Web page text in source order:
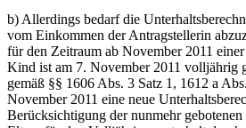
b) Allerdings bedarf die
vom Einkommen der Antragstellerin
für den Zeitraum ab November 2011
Kind ist am 7. November 2011 volljährig
gemäß §§ 1606 Abs. 3 Satz 1, 1612 a
November 2011 eine neue
Berücksichtigung der nunmehr